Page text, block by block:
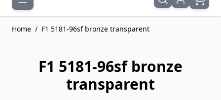
Home / F1 5181-96sf bronze transparent
F1 5181-96sf bronze
transparent